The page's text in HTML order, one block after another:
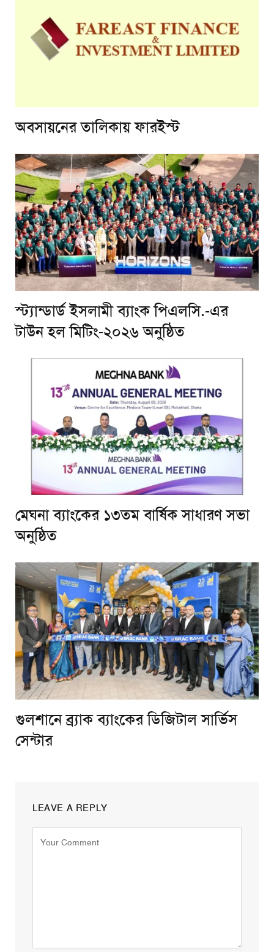
অবসায়নের তালিকায় ফারইস্ট
স্ট্যান্ডার্ড ইসলামী ব্যাংক পিএলসি.-এর
টাউন হল মিটিং-২০২৬ অনুষ্ঠিত
মেঘনা ব্যাংকের ১৩তম বার্ষিক সাধারণ সভা
অনুষ্ঠিত
গুলশানে ব্র্যাক ব্যাংকের ডিজিটাল সার্ভিস
সেন্টার
LEAVE A REPLY